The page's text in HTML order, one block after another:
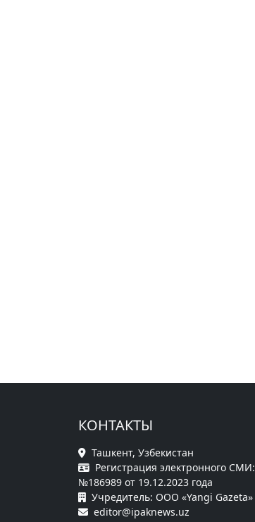
КОНТАКТЫ
Ташкент, Узбекистан
Регистрация электронного СМИ:
№186989 от 19.12.2023 года
Учредитель: ООО «Yangi Gazeta»
editor@ipaknews.uz